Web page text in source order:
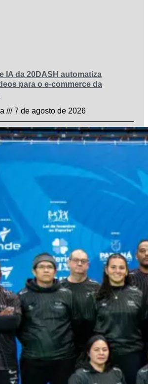
IA da 20DASH automatiza
para o e-commerce da
7 de agosto de 2026